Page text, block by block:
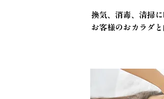
換気、消毒、清掃
お客様のおカラダ